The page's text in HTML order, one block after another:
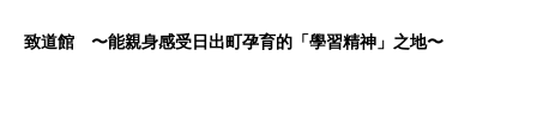
致道館 〜能親身感受日出町孕育的「學習精神」之地〜